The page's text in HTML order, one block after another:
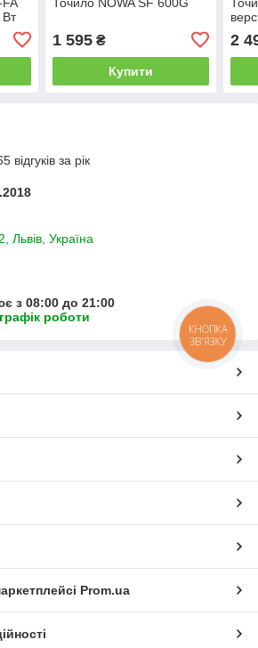
1 595₴
Купити
2
за рік
Львів, Україна
з 08:00 до 21:00
роботи
Prom.ua
КНОПКА
ЗВ'ЯЗКУ